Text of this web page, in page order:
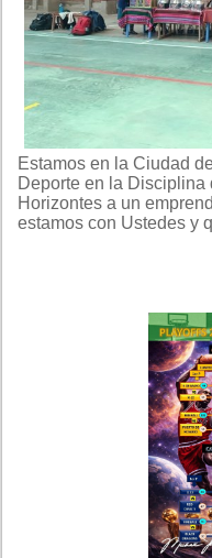
Estamos en la Ciudad
Deporte en la
Horizontes a un
estamos con Ustedes y